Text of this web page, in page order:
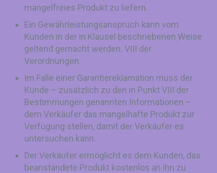
mangelfreies Produkt zu liefern.
Ein Gewährleistungsanspruch kann vom
Kunden in der in Klausel beschriebenen Weise
geltend gemacht werden. VIII der
Verordnungen.
Im Falle einer Garantiereklamation muss der
Kunde – zusätzlich zu den in Punkt VIII der
Bestimmungen genannten Informationen –
dem Verkäufer das mangelhafte Produkt zur
Verfügung stellen, damit der Verkäufer es
untersuchen kann.
Der Verkäufer ermöglicht es dem Kunden, das
beanstandete Produkt kostenlos an ihn zu